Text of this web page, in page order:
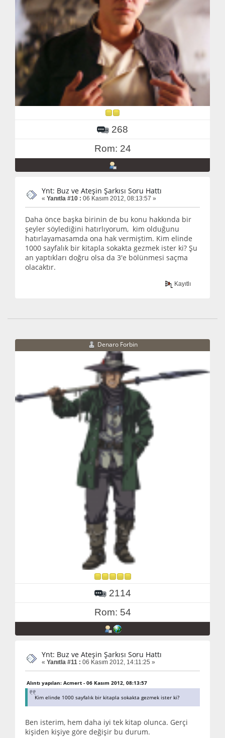
268
Rom: 24
Ynt: Buz ve Ateşin Şarkısı Soru Hattı
« Yanıtla #10 : 06 Kasım 2012, 08:13:57 »
Daha önce başka birinin de bu konu hakkında bir
şeyler söylediğini hatırlıyorum, kim olduğunu
hatırlayamasamda ona hak vermiştim. Kim elinde
1000 sayfalık bir kitapla sokakta gezmek ister ki? Şu
an yaptıkları doğru olsa da 3'e bölünmesi saçma
olacaktır.
Kayıtlı
Denaro Forbin
2114
Rom: 54
Ynt: Buz ve Ateşin Şarkısı Soru Hattı
« Yanıtla #11 : 06 Kasım 2012, 14:11:25 »
Alıntı yapılan: Acmert - 06 Kasım 2012, 08:13:57
Kim elinde 1000 sayfalık bir kitapla sokakta gezmek ister ki?
Ben isterim, hem daha iyi tek kitap olunca. Gerçi
kişiden kişiye göre değişir bu durum.